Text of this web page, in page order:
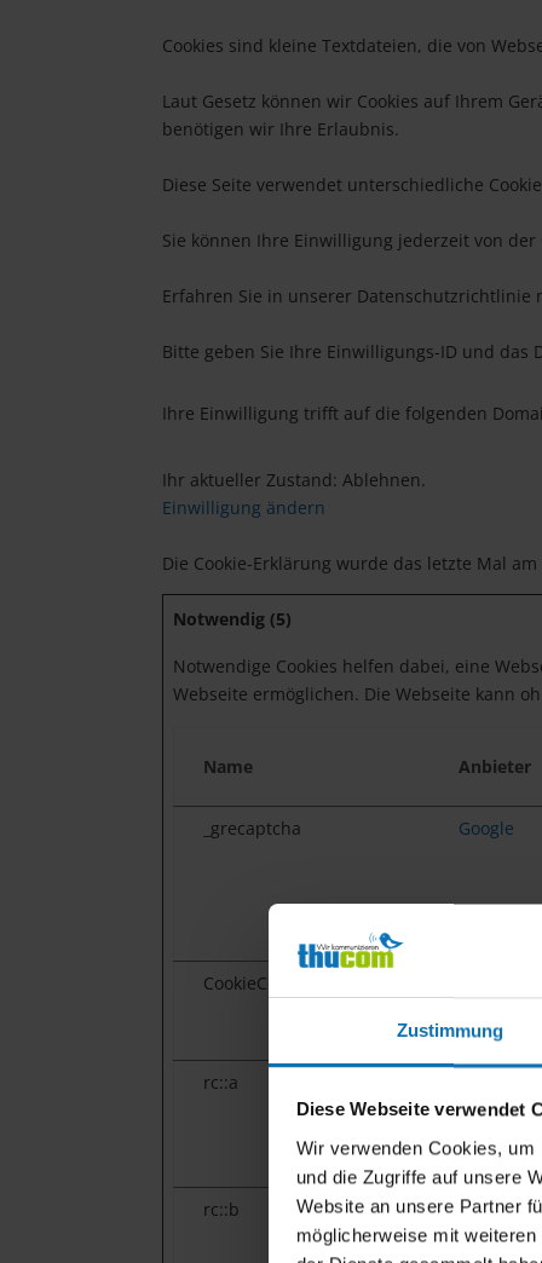
Zustimmung
Diese Webseite verwendet
Wir verwenden Cookies,
und die Zugriffe auf unsere
Website an unsere Partner
möglicherweise mit
Cookies sind kleine Textdateien, die von
Laut Gesetz können wir Cookies auf Ihrem
benötigen wir Ihre Erlaubnis.
Diese Seite verwendet unterschiedliche
Sie können Ihre Einwilligung jederzeit von
Erfahren Sie in unserer
Bitte geben Sie Ihre Einwilligungs-ID und
Ihre Einwilligung trifft auf die folgenden
Ihr aktueller Zustand: Ablehnen.
Einwilligung ändern
Die Cookie-Erklärung wurde das letzte Mal am
Notwendig (5)
Notwendige Cookies helfen dabei, eine
Webseite ermöglichen. Die Webseite kann
Name Anbieter
_grecaptcha Google
CookieConsent
rc::a
rc::b Google